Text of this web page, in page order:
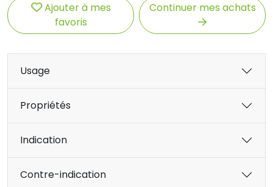
Ajouter à mes
favoris
Continuer mes achats
Usage
Propriétés
Indication
Contre-indication